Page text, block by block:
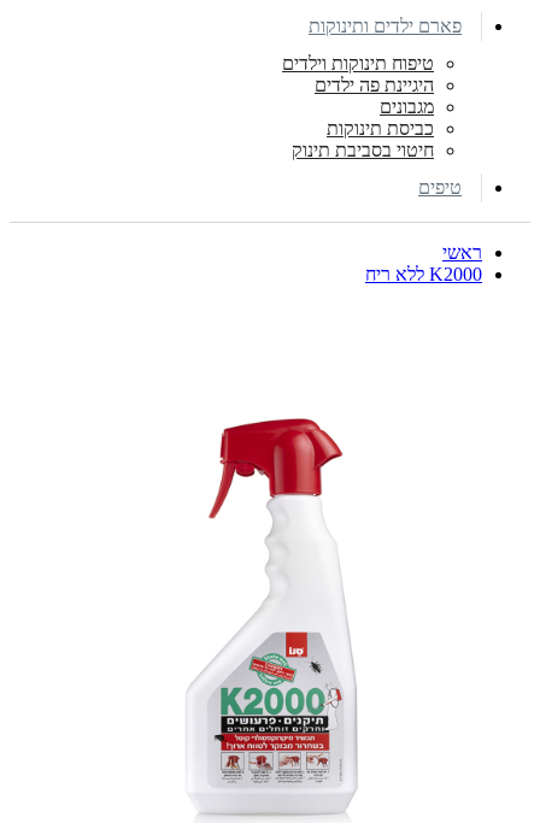
פארם ילדים ותינוקות
טיפוח תינוקות וילדים
היגיינת פה ילדים
מגבונים
כביסת תינוקות
חיטוי בסביבת תינוק
טיפים
ראשי
K2000 ללא ריח